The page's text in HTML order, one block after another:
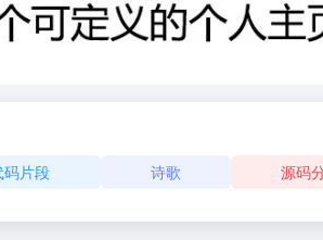
码片段 诗歌 源码